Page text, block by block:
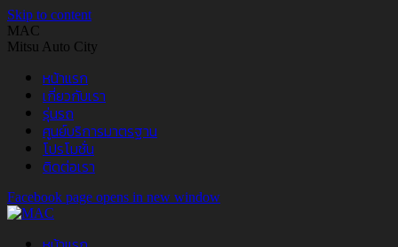
Skip to content
MAC
Mitsu Auto City
หน้าแรก
เกี่ยวกับเรา
รุ่นรถ
ศูนย์บริการมาตรฐาน
โปรโมชั่น
ติดต่อเรา
Facebook page opens in new window